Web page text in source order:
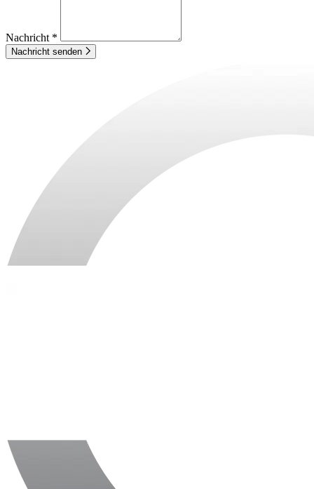
Nachricht *
Nachricht senden